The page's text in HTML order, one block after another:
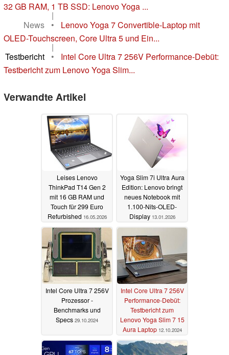
32 GB RAM, 1 TB SSD: Lenovo Yoga ...
|
News
•
Lenovo Yoga 7 Convertible-Laptop mit
OLED-Touchscreen, Core Ultra 5 und Ein...
|
Testbericht
•
Intel Core Ultra 7 256V Performance-Debüt:
Testbericht zum Lenovo Yoga Slim...
Verwandte Artikel
Leises Lenovo
ThinkPad T14 Gen 2
mit 16 GB RAM und
Touch für 299 Euro
Refurbished 16.05.2026
Yoga Slim 7i Ultra Aura
Edition: Lenovo bringt
neues Notebook mit
1.100-Nits-OLED-
Display 13.01.2026
Intel Core Ultra 7 256V
Prozessor -
Benchmarks und
Specs 29.10.2024
Intel Core Ultra 7 256V
Performance-Debüt:
Testbericht zum
Lenovo Yoga Slim 7 15
Aura Laptop 12.10.2024